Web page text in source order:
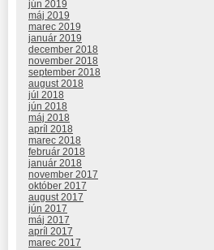
jún 2019
máj 2019
marec 2019
január 2019
december 2018
november 2018
september 2018
august 2018
júl 2018
jún 2018
máj 2018
apríl 2018
marec 2018
február 2018
január 2018
november 2017
október 2017
august 2017
jún 2017
máj 2017
apríl 2017
marec 2017